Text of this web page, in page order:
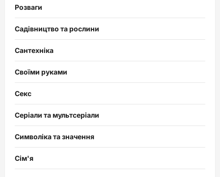
Розваги
Садівництво та рослини
Сантехніка
Своїми руками
Секс
Серіали та мультсеріали
Символіка та значення
Сім'я